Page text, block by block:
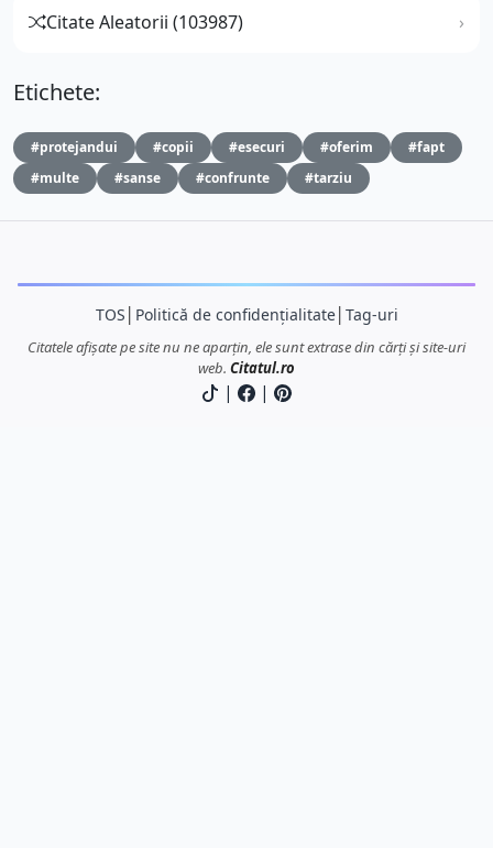
Citate Aleatorii (103987)
Etichete:
#protejandui #copii #esecuri #oferim
#fapt
#multe
#sanse #confrunte #tarziu
TOS Politică de confidențialitate│ Tag-uri
Citatele afișate pe site nu ne aparțin, ele sunt extrase din cărți și site-uri
web. Citatul.ro
| |